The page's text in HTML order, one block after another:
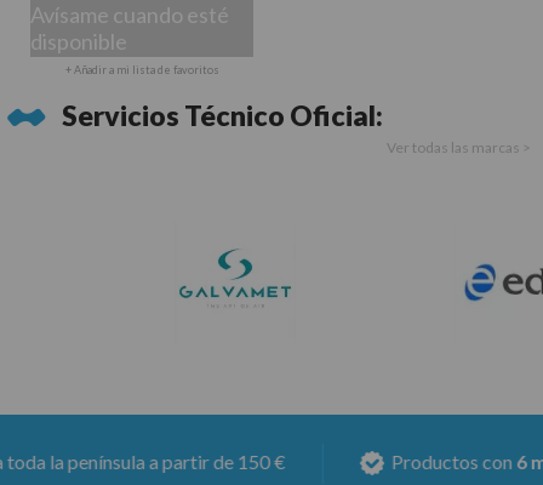
Avísame cuando esté
disponible
+ Añadir a mi lista de favoritos
Servicios Técnico Oficial:
Ver todas las marcas >
la península a partir de 150 € Productos con6